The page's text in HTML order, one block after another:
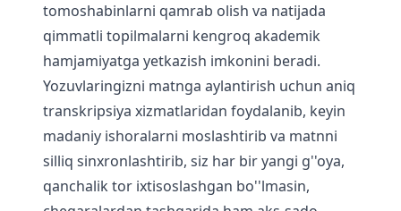
tomoshabinlarni qamrab olish va natijada
qimmatli topilmalarni kengroq akademik
hamjamiyatga yetkazish imkonini beradi.
Yozuvlaringizni matnga aylantirish uchun aniq
transkripsiya xizmatlaridan foydalanib, keyin
madaniy ishoralarni moslashtirib va matnni
silliq sinxronlashtirib, siz har bir yangi g''oya,
qanchalik tor ixtisoslashgan bo''lmasin,